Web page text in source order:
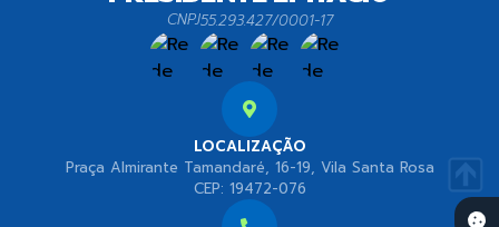
LOCALIZAÇÃO
Praça Almirante Tamandaré, 16-19, Vila Santa Rosa
CEP: 19472-076
CNPJ55.293.427/0001-17